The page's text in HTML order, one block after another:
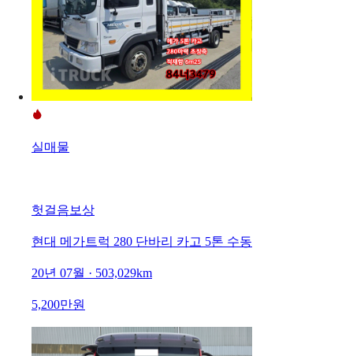
실매물
헛걸음보상
현대 메가트럭 280 단바리 카고 5톤 수동
20년 07월 · 503,029km
5,200만원